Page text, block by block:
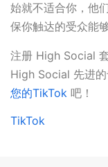
始就不适合你，他
保你触达的受众能
注册 High Social
High Social 先进的
您的TikTok 吧！
TikTok